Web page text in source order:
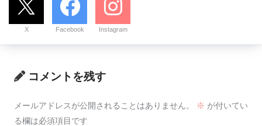
X Facebook Instagram
コメントを残す
メールアドレスが公開されることはありません。 ※ が付いてい
る欄は必須項目です